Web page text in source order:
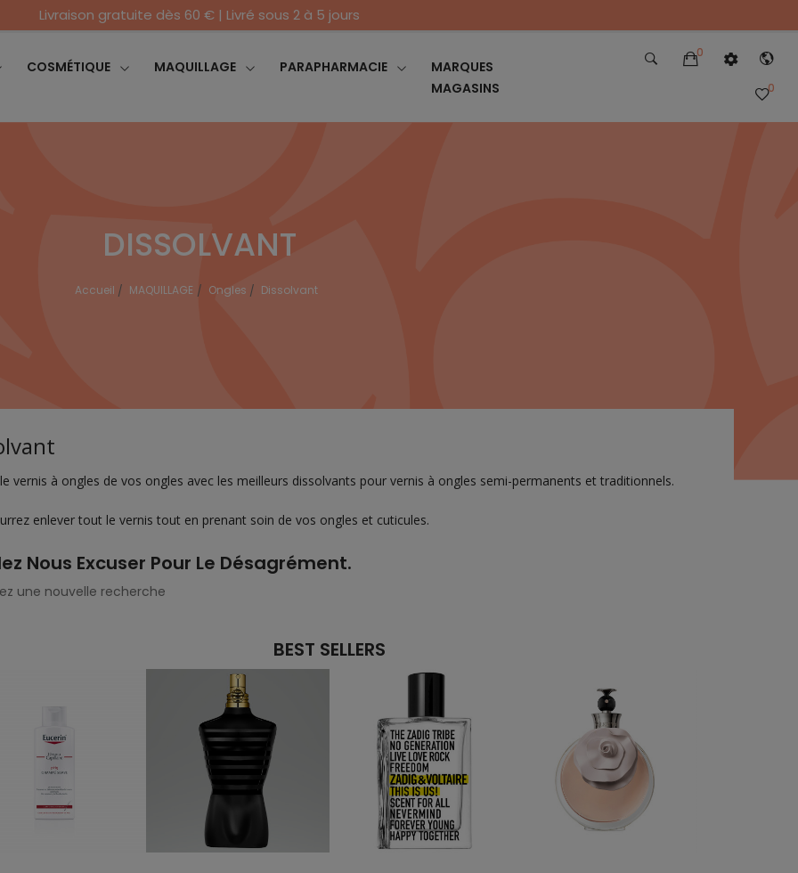
Livraison gratuite dès 60 € | Livré sous 2 à 5 jours
COSMÉTIQUE MAQUILLAGE PARAPHARMACIE
MARQUES
MAGASINS
0
0
DISSOLVANT
Accueil MAQUILLAGE Ongles Dissolvant
vernis à ongles de vos ongles avec les meilleurs dissolvants pour vernis à ongles semi-permanents et traditionnels.
enlever tout le vernis tout en prenant soin de vos ongles et cuticules.
Nous Excuser Pour Le Désagrément.
une nouvelle recherche
BEST SELLERS